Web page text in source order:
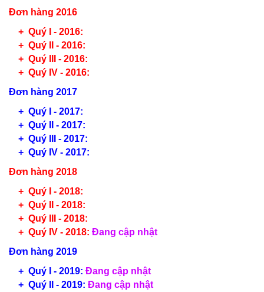
Đơn hàng 2016
+ Quý I - 2016:
+ Quý II - 2016:
+ Quý III - 2016:
+ Quý IV - 2016:
Đơn hàng 2017
+ Quý I - 2017:
+ Quý II - 2017:
+ Quý III - 2017:
+ Quý IV - 2017:
Đơn hàng 2018
+ Quý I - 2018:
+ Quý II - 2018:
+ Quý III - 2018:
+ Quý IV - 2018: Đang cập nhật
Đơn hàng 2019
+ Quý I - 2019: Đang cập nhật
+ Quý II - 2019: Đang cập nhật